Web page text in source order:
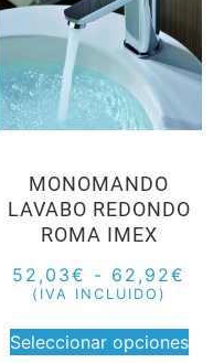
MONOMANDO
LAVABO REDONDO
ROMA IMEX
52,03€ - 62,92€
(IVA INCLUIDO)
Seleccionar opciones